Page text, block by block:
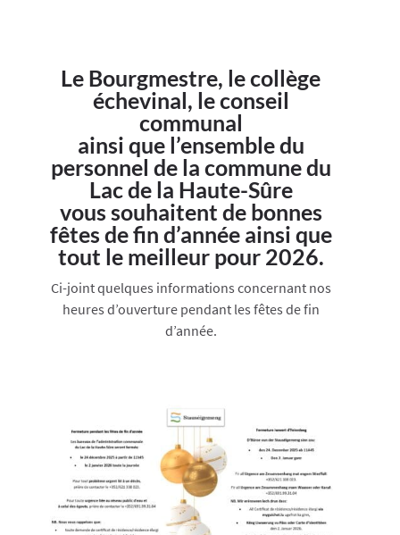
Le Bourgmestre, le collège
échevinal, le conseil
communal
ainsi que l’ensemble du
personnel de la commune du
Lac de la Haute-Sûre
vous souhaitent de bonnes
fêtes de fin d’année ainsi que
tout le meilleur pour 2026.
Ci-joint quelques informations concernant nos
heures d’ouverture pendant les fêtes de fin
d’année.